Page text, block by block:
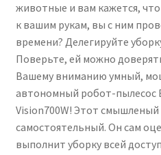
животные и вам кажется,
к вашим рукам, вы с ним
времени? Делегируйте
Поверьте, ей можно
Вашему вниманию умный,
автономный робот-пылесос
Vision700W! Этот
самостоятельный. Он сам
выполнит уборку всей